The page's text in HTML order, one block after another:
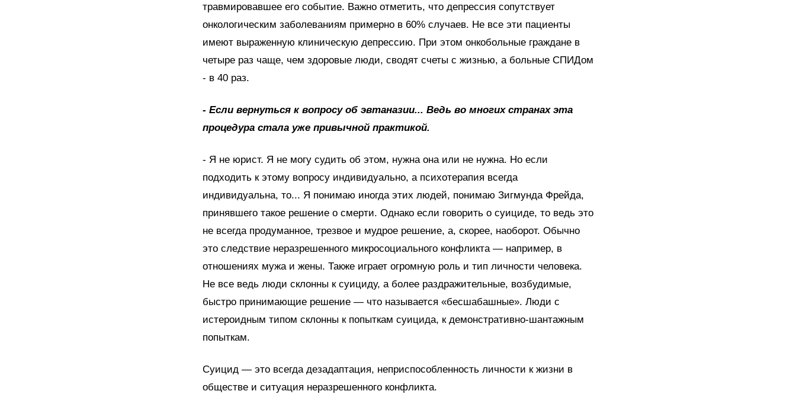
травмировавшее его событие. Важно отметить, что депрессия сопутствует
онкологическим заболеваниям примерно в 60% случаев. Не все эти пациенты
имеют выраженную клиническую депрессию. При этом онкобольные граждане в
четыре раз чаще, чем здоровые люди, сводят счеты с жизнью, а больные СПИДом
- в 40 раз.
- Если вернуться к вопросу об эвтаназии... Ведь во многих странах эта
процедура стала уже привычной практикой.
- Я не юрист. Я не могу судить об этом, нужна она или не нужна. Но если
подходить к этому вопросу индивидуально, а психотерапия всегда
индивидуальна, то... Я понимаю иногда этих людей, понимаю Зигмунда Фрейда,
принявшего такое решение о смерти. Однако если говорить о суициде, то ведь это
не всегда продуманное, трезвое и мудрое решение, а, скорее, наоборот. Обычно
это следствие неразрешенного микросоциального конфликта — например, в
отношениях мужа и жены. Также играет огромную роль и тип личности человека.
Не все ведь люди склонны к суициду, а более раздражительные, возбудимые,
быстро принимающие решение — что называется «бесшабашные». Люди с
истероидным типом склонны к попыткам суицида, к демонстративно-шантажным
попыткам.
Суицид — это всегда дезадаптация, неприспособленность личности к жизни в
обществе и ситуация неразрешенного конфликта.